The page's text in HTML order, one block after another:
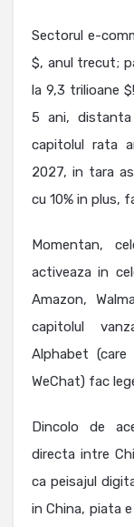
Sectorul e-
$, anul trecut;
la 9,3 trilioane
5 ani,
capitolul rata
2027, in tara
cu 10% in plus,
Momentan,
activeaza in
Amazon,
capitolul
Alphabet
WeChat) fac
Dincolo de
directa intre
ca peisajul
in China, piata